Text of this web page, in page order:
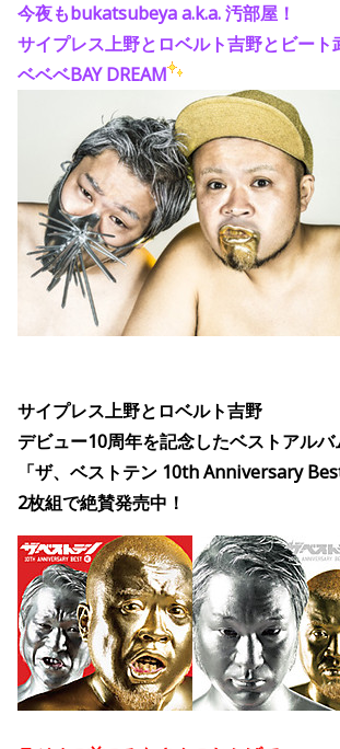
今夜もbukatsubeya a.k.a. 汚部屋！
サイプレス上野とロベルト吉野とビート
ベベベBAY DREAM
サイプレス上野とロベルト吉野
デビュー10周年を記念したベストアルバ
「ザ、ベストテン 10th Anniversary
2枚組で絶賛発売中！